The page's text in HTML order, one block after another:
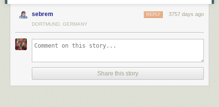
welchen Bereichen er besonders auf Sie zählen kann und wo Ihre
Schlüsselqualifikationen liegen. Deshalb wird häufig genau darauf
abgezielt, Sie in Verlegenheit zu bringen, um zu sehen, wie Sie in
schwierigen Situationen reagieren.
Doch Vorsicht: Bei der Darstellung Ihrer Stärken gilt es, ein gesundes
Loben Sie sich nicht in den Himmel
Finden Sie das richtige Maß aus Selbstbewusstsein und Bescheidenheit
— unsichere Persönlichkeiten sind ebenso ungern gesehen wie
sebrem 3757 days ago
REPLY
DORTMUND, GERMANY
Share this story